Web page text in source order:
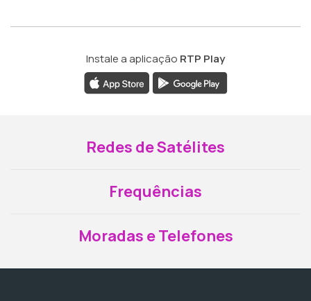
Instale a aplicação RTP Play
Redes de Satélites
Frequências
Moradas e Telefones